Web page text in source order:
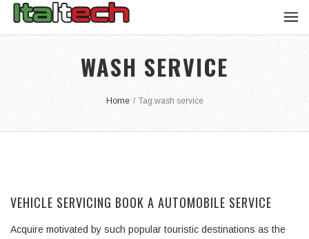
WASH SERVICE
Home / Tag:wash service
VEHICLE SERVICING BOOK A AUTOMOBILE SERVICE
Acquire motivated by such popular touristic destinations as the